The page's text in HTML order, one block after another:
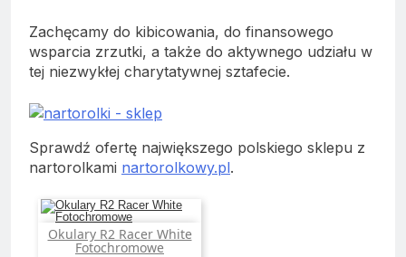
Zachęcamy do kibicowania, do finansowego
wsparcia zrzutki, a także do aktywnego udziału w
tej niezwykłej charytatywnej sztafecie.
Sprawdź ofertę największego polskiego sklepu z
nartorolkami nartorolkowy.pl.
Okulary R2 Racer White
Fotochromowe
Dodaj do koszyka